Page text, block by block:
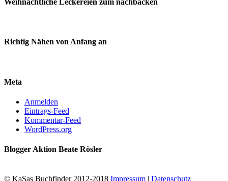
Richtig Nähen von Anfang an
Meta
Anmelden
Eintrags-Feed
Kommentar-Feed
WordPress.org
Blogger Aktion Beate Rösler
© KaSas Buchfinder 2012-2018 Impressum | Datenschutz